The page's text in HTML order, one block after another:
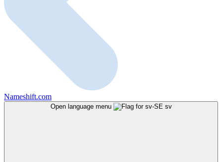
Nameshift.com
Open language menu sv